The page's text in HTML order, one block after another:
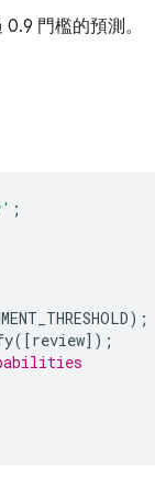
門檻的預測。
;
);
([review]);